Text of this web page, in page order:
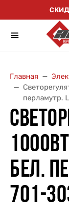
Главная
перламутр.
БЕЛ.
701-